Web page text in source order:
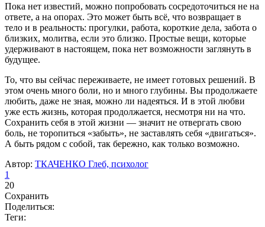
Пока нет известий, можно попробовать сосредоточиться не на
ответе, а на опорах. Это может быть всё, что возвращает в
тело и в реальность: прогулки, работа, короткие дела, забота о
близких, молитва, если это близко. Простые вещи, которые
удерживают в настоящем, пока нет возможности заглянуть в
будущее.
То, что вы сейчас переживаете, не имеет готовых решений. В
этом очень много боли, но и много глубины. Вы продолжаете
любить, даже не зная, можно ли надеяться. И в этой любви
уже есть жизнь, которая продолжается, несмотря ни на что.
Сохранить себя в этой жизни — значит не отвергать свою
боль, не торопиться «забыть», не заставлять себя «двигаться».
А быть рядом с собой, так бережно, как только возможно.
Автор: ТКАЧЕНКО Глеб, психолог
1
20
Сохранить
Поделиться:
Теги: